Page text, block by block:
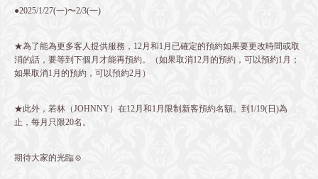
●2025/1/27(一)〜2/3(一)
★為了能為更多客人提供服務，12月和1月已確定的預約如果要更改時間或取
消的話，要等到下個月才能再預約。（如果取消12月的預約，可以預約1月；
如果取消1月的預約，可以預約2月）
★此外，若林（JOHNNY）在12月和1月限制新客預約名額。到1/19(日)為
止，每月只限20名。
期待大家的光臨☺️